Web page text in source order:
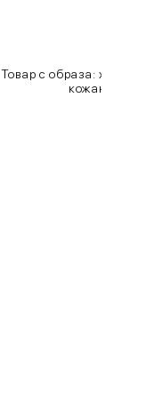
Товар с образа:
кожаные